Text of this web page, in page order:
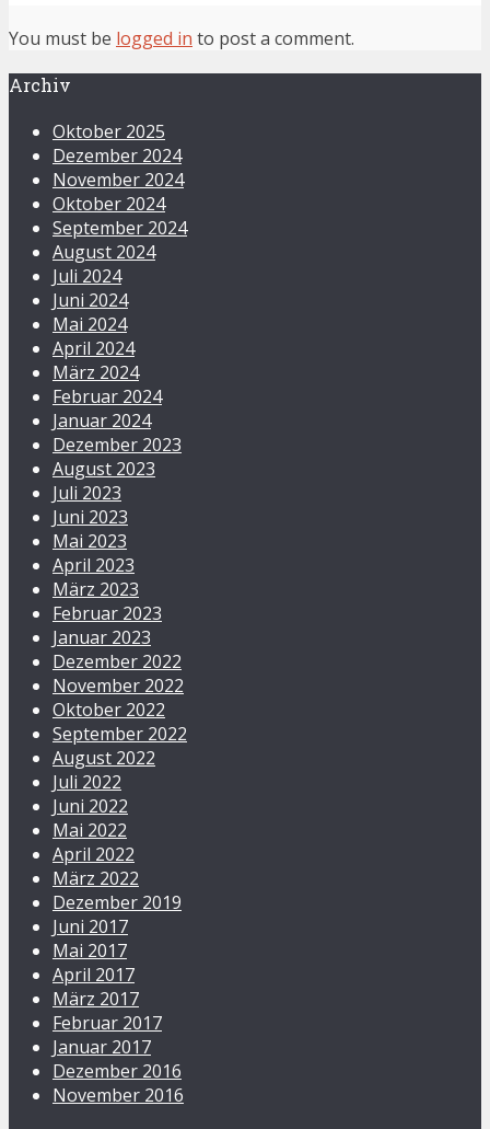
You must be logged in to post a comment.
Archiv
Oktober 2025
Dezember 2024
November 2024
Oktober 2024
September 2024
August 2024
Juli 2024
Juni 2024
Mai 2024
April 2024
März 2024
Februar 2024
Januar 2024
Dezember 2023
August 2023
Juli 2023
Juni 2023
Mai 2023
April 2023
März 2023
Februar 2023
Januar 2023
Dezember 2022
November 2022
Oktober 2022
September 2022
August 2022
Juli 2022
Juni 2022
Mai 2022
April 2022
März 2022
Dezember 2019
Juni 2017
Mai 2017
April 2017
März 2017
Februar 2017
Januar 2017
Dezember 2016
November 2016